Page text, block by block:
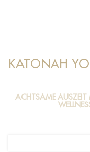
KATONAH
ACHTSAME AUSZEIT